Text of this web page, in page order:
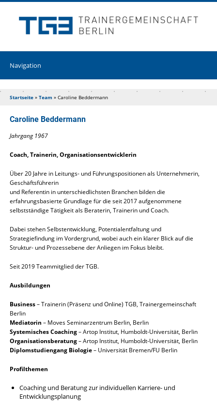
Startseite » Team » Caroline Beddermann
Caroline Beddermann
Jahrgang 1967
Coach, Trainerin, Organisationsentwicklerin
Über 20 Jahre in Leitungs- und Führungspositionen als Unternehmerin,
Geschäftsführerin
und Referentin in unterschiedlichsten Branchen bilden die
erfahrungsbasierte Grundlage für die seit 2017 aufgenommene
selbstständige Tätigkeit als Beraterin, Trainerin und Coach.
Dabei stehen Selbstentwicklung, Potentialentfaltung und
Strategiefindung im Vordergrund, wobei auch ein klarer Blick auf die
Struktur- und Prozessebene der Anliegen im Fokus bleibt.
Seit 2019 Teammitglied der TGB.
Ausbildungen
Business– Trainerin (Präsenz und Online) TGB, Trainergemeinschaft
Berlin
Mediatorin – Moves Seminarzentrum Berlin, Berlin
Systemisches Coaching– Artop Institut, Humboldt-Universität, Berlin
Organisationsberatung– Artop Institut, Humboldt-Universität, Berlin
Diplomstudiengang Biologie– Universität Bremen/FU Berlin
Profilthemen
Coaching und Beratung zur individuellen Karriere- und
Entwicklungsplanung